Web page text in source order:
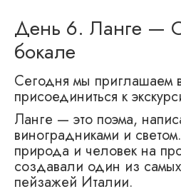
День 6. Ланге —
бокале
Сегодня мы приглашаем
присоединиться к
Ланге — это поэма,
виноградниками и
природа и человек на
создавали один из
пейзажей Италии.